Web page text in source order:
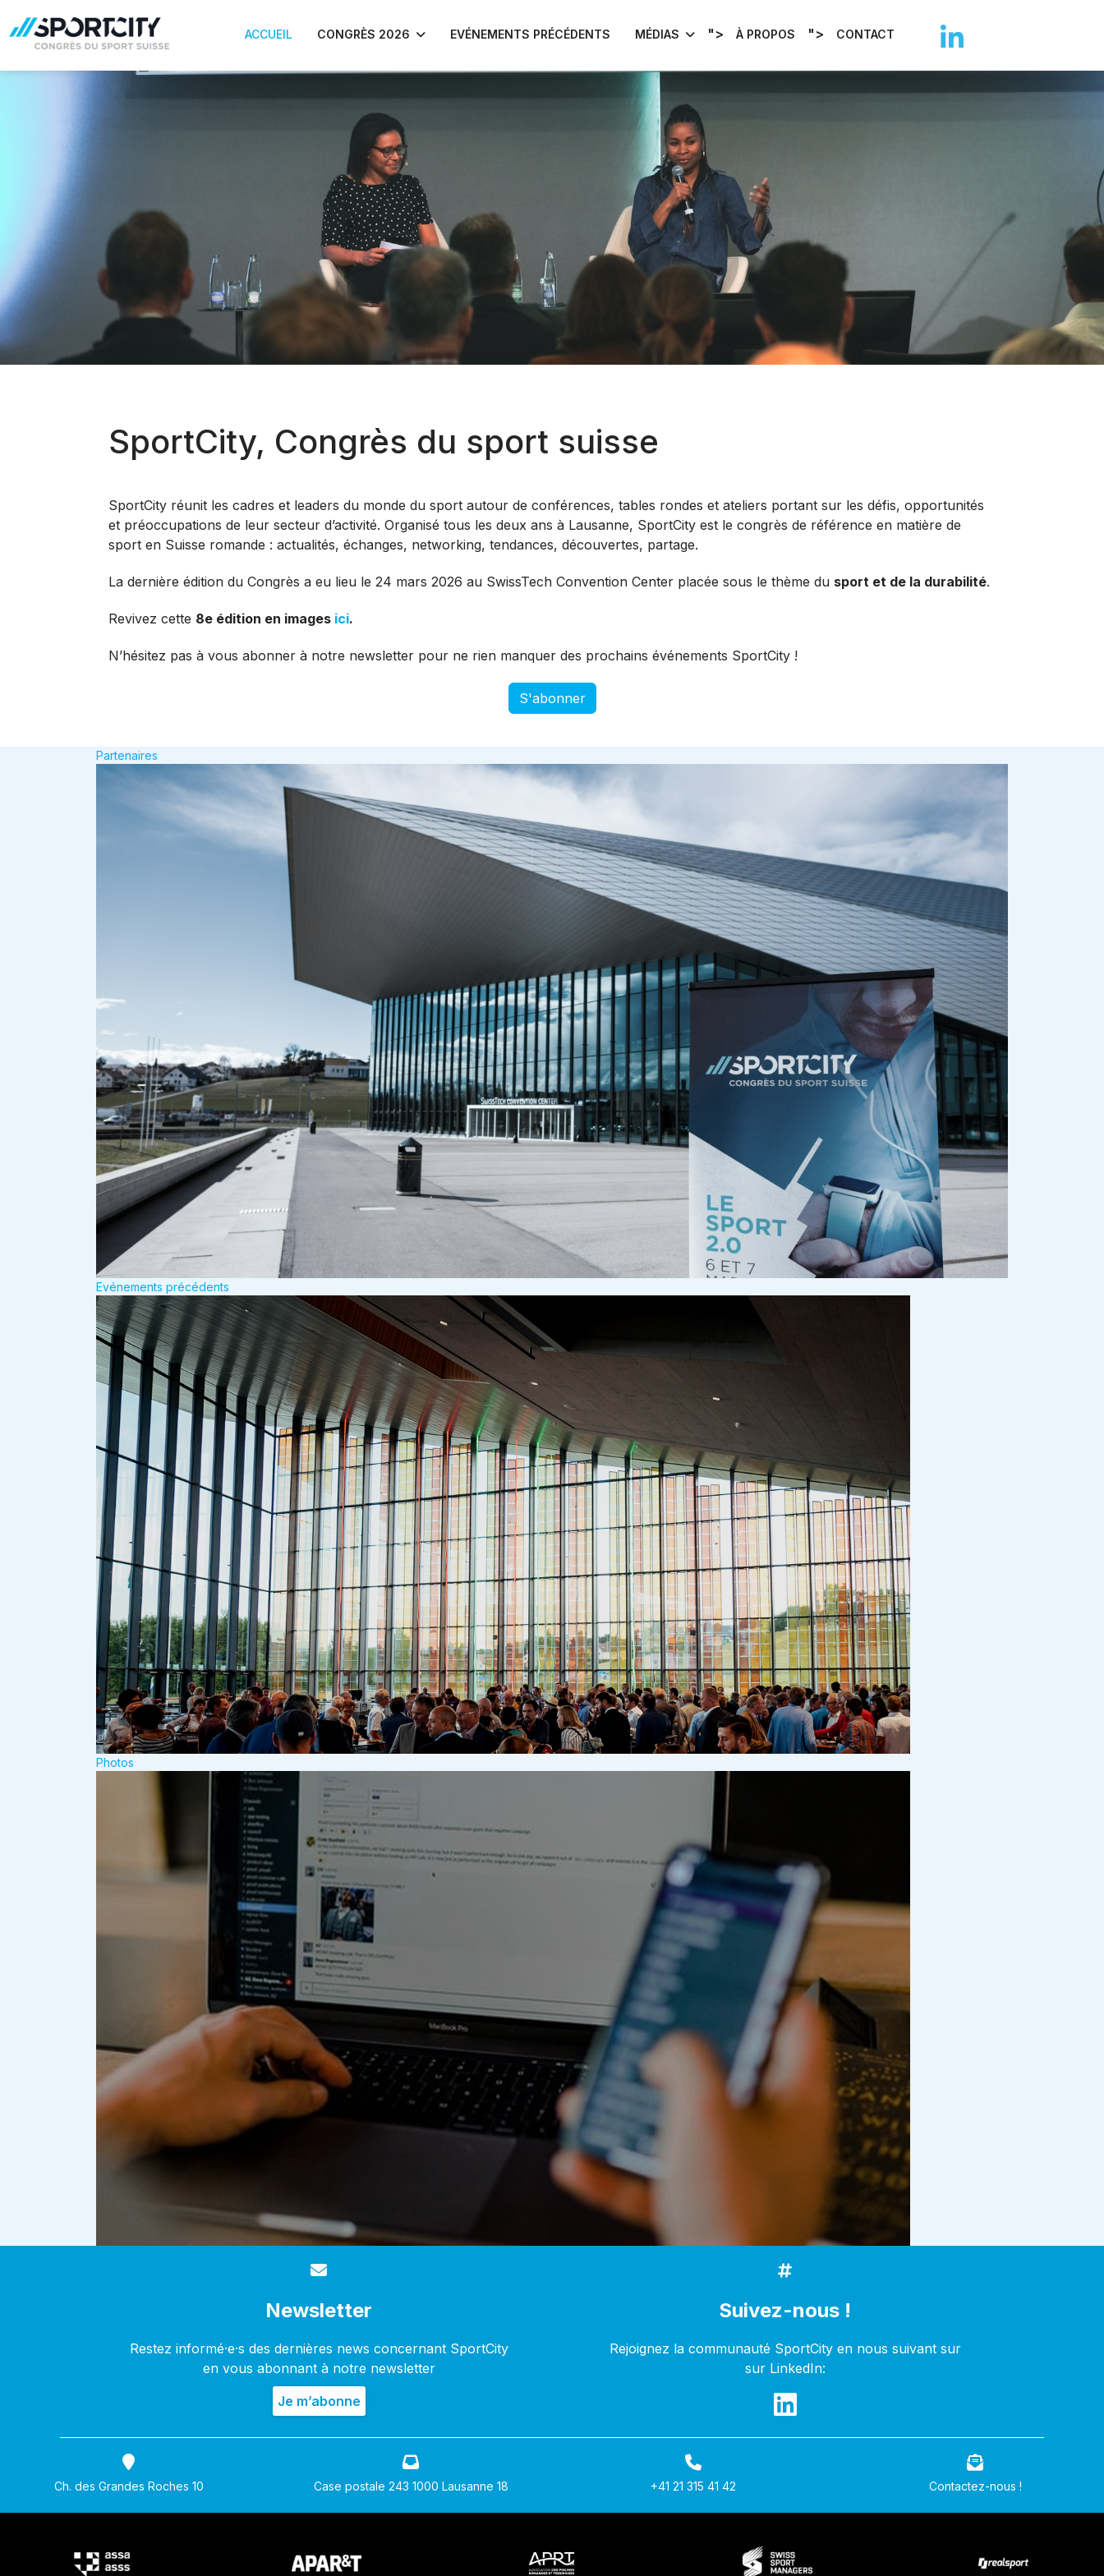
ACCUEIL CONGRÈS 2026 EVÉNEMENTS PRÉCÉDENTS MÉDIAS "> À PROPOS "> CONTACT
SportCity, Congrès du sport suisse
SportCity réunit les cadres et leaders du monde du sport autour de conférences, tables rondes et ateliers portant sur les défis, opportunités
et préoccupations de leur secteur d’activité. Organisé tous les deux ans à Lausanne, SportCity est le congrès de référence en matière de
sport en Suisse romande : actualités, échanges, networking, tendances, découvertes, partage.
La dernière édition du Congrès a eu lieu le 24 mars 2026 au SwissTech Convention Center placée sous le thème du sport et de la durabilité.
Revivez cette 8e édition en images ici.
N’hésitez pas à vous abonner à notre newsletter pour ne rien manquer des prochains événements SportCity !
S'abonner
Partenaires
Evénements précédents
Photos
Newsletter
Restez informé·e·s des dernières news concernant SportCity
en vous abonnant à notre newsletter
Suivez-nous !
Rejoignez la communauté SportCity en nous suivant sur
sur LinkedIn:
Ch. des Grandes Roches 10 Case postale 243 1000 Lausanne 18 +41 21 315 41 42 Contactez-nous !